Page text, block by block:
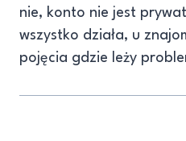
nie, konto nie jest
wszystko działa, u
pojęcia gdzie leży